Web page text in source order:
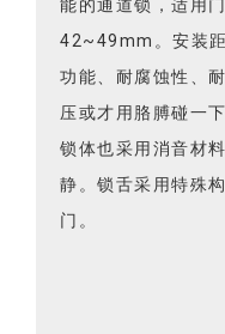
能的通道锁，适用
42~49mm。安装
功能、耐腐蚀性、
压或才用胳膊碰一
锁体也采用消音材
静。锁舌采用特殊
门。